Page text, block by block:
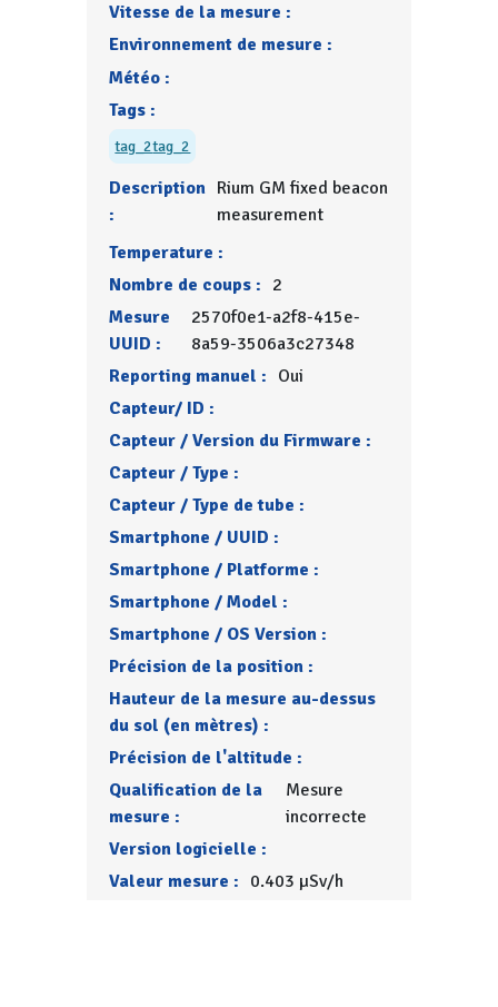
Vitesse de la mesure :
Environnement de mesure :
Météo :
Tags :
tag_2tag_2
Description
:
Rium GM fixed beacon
measurement
Temperature :
Nombre de coups : 2
Mesure
UUID :
2570f0e1-a2f8-415e-
8a59-3506a3c27348
Reporting manuel : Oui
Capteur/ ID :
Capteur / Version du Firmware :
Capteur / Type :
Capteur / Type de tube :
Smartphone / UUID :
Smartphone / Platforme :
Smartphone / Model :
Smartphone / OS Version :
Précision de la position :
Hauteur de la mesure au-dessus
du sol (en mètres) :
Précision de l'altitude :
Qualification de la
mesure :
Mesure
incorrecte
Version logicielle :
Valeur mesure : 0.403 µSv/h